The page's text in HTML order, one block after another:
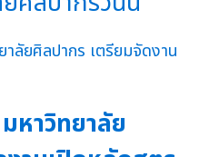
หาวิทยาลัย